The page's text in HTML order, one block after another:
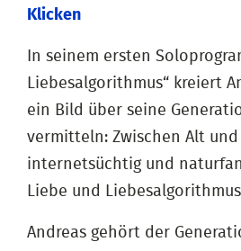
Klicken
In seinem ersten
Liebesalgorithmus“ kreiert
ein Bild über seine
vermitteln: Zwischen Alt und
internetsüchtig und
Liebe und
Andreas gehört der